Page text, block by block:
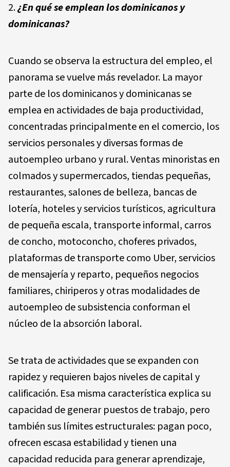
¿En qué se emplean los dominicanos y
dominicanas?
Cuando se observa la estructura del empleo, el
panorama se vuelve más revelador. La mayor
parte de los dominicanos y dominicanas se
emplea en actividades de baja productividad,
concentradas principalmente en el comercio, los
servicios personales y diversas formas de
autoempleo urbano y rural. Ventas minoristas en
colmados y supermercados, tiendas pequeñas,
restaurantes, salones de belleza, bancas de
lotería, hoteles y servicios turísticos, agricultura
de pequeña escala, transporte informal, carros
de concho, motoconcho, choferes privados,
plataformas de transporte como Uber, servicios
de mensajería y reparto, pequeños negocios
familiares, chiriperos y otras modalidades de
autoempleo de subsistencia conforman el
núcleo de la absorción laboral.
Se trata de actividades que se expanden con
rapidez y requieren bajos niveles de capital y
calificación. Esa misma característica explica su
capacidad de generar puestos de trabajo, pero
también sus límites estructurales: pagan poco,
ofrecen escasa estabilidad y tienen una
capacidad reducida para generar aprendizaje,